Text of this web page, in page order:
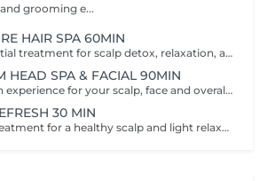
grooming e...
HAIR SPA 60MIN
The perfect essential treatment for scalp detox, relaxation, and hair vitality. Scalp Analysis (Becon Pro Camera) Microbubble Scalp Cleansing Rootonix Scalp Treatment Aromatherapy Ritual Scalp Massage Blow Dry Optional Add-Ons Available Enhance your Head Spa experience with our optional add-on treatments: Scalp Ampoule Booster €15 Neck & Shoulder Massage (15 min) €20 Steam Therapy €15 Hair Styling Straight or Wavy Finish €20 Hand Massage (15 min) €20 These add-on services can be combined with any Head Spa treatment for an even more personalized and relaxing experience.
HEAD SPA & FACIAL 90MIN
A full rejuvenation experience for your scalp, face and overall radiance. Scalp Analysis (Becon Pro Camera) Microbubble Scalp Cleansing Rootonix Scalp & Hair Treatment Steam & Mist Infusion Scalp Massage Customized Facial Blow Dry INCLUDES FACIAL
30 MIN
A quick refresh treatment for a healthy scalp and light relaxation. -Scalp Analysis (Becon Pro Camera) -Microbubble Scalp Cleansing -Scalp Massage -Blow Dry